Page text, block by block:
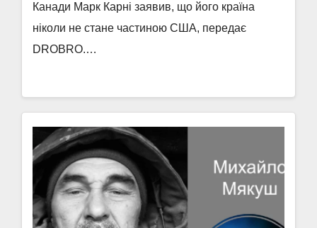
Канади Марк Карні заявив, що його країна
ніколи не стане частиною США, передає
DROBRO.…